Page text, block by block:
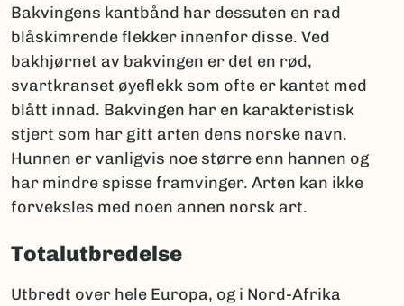
Bakvingens kantbånd har dessuten en rad
blåskimrende flekker innenfor disse. Ved
bakhjørnet av bakvingen er det en rød,
svartkranset øyeflekk som ofte er kantet med
blått innad. Bakvingen har en karakteristisk
stjert som har gitt arten dens norske navn.
Hunnen er vanligvis noe større enn hannen og
har mindre spisse framvinger. Arten kan ikke
forveksles med noen annen norsk art.
Totalutbredelse
Utbredt over hele Europa, og i Nord-Afrika